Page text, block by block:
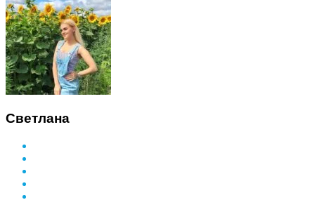
Светлана